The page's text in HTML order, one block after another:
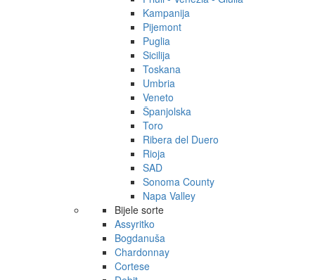
Kampanija
Pijemont
Puglia
Sicilija
Toskana
Umbria
Veneto
Španjolska
Toro
Ribera del Duero
Rioja
SAD
Sonoma County
Napa Valley
Bijele sorte
Assyritko
Bogdanuša
Chardonnay
Cortese